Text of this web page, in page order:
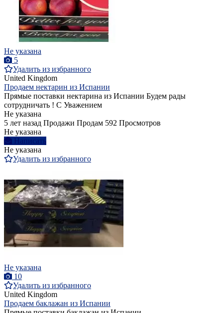
Не указана
5
Удалить из избранного
United Kingdom
Продаем нектарин из Испании
Прямые поставки нектарина из Испании Будем рады
сотрудничать ! С Уважением
Не указана
5 лет назад Продажи Продам 592 Просмотров
Не указана
Написать
Не указана
Удалить из избранного
Не указана
10
Удалить из избранного
United Kingdom
Продаем баклажан из Испании